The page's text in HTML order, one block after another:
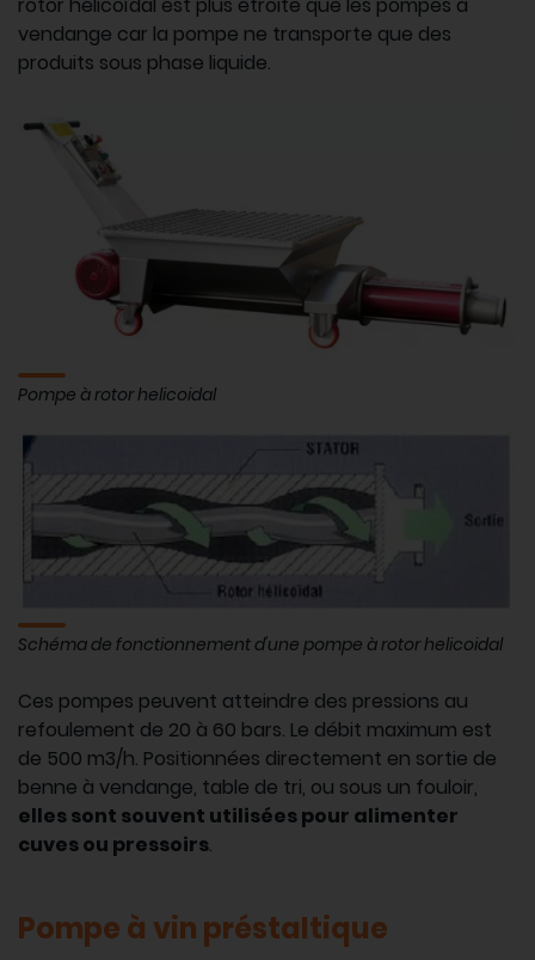
vendange car la pompe ne transporte que des
produits sous phase liquide.
Pompe à rotor helicoidal
Schéma de fonctionnement d'une pompe à rotor helicoidal
Ces pompes peuvent atteindre des pressions au
refoulement de 20 à 60 bars. Le débit maximum est
de 500 m3/h. Positionnées directement en sortie de
benne à vendange, table de tri, ou sous un fouloir,
elles sont souvent utilisées pour alimenter
cuves ou pressoirs.
Pompe à vin préstaltique